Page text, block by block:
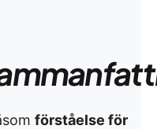
förståelse för